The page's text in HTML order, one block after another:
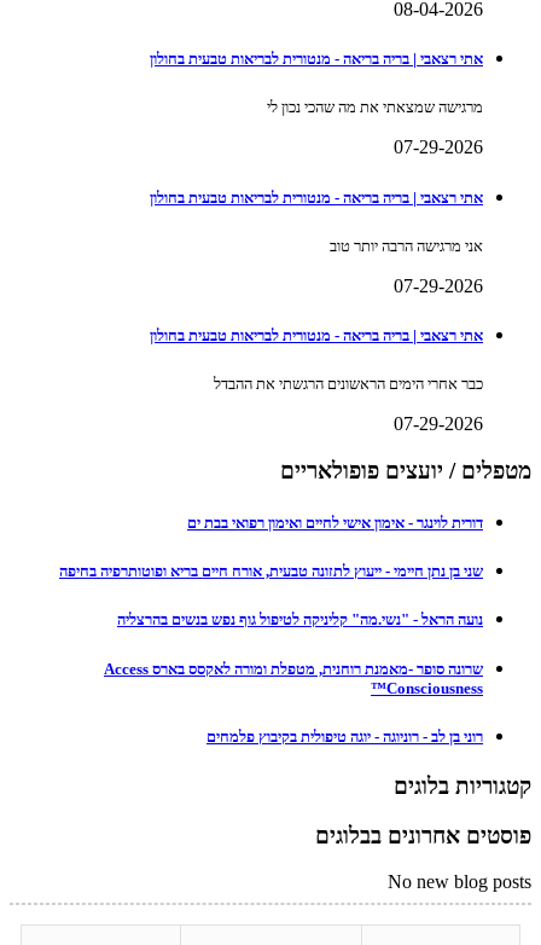
08-04-2026
אתי רצאבי | בריה בריאה - מנטורית לבריאות טבעית בחולון
מרגישה שמצאתי את מה שהכי נכון לי
07-29-2026
אתי רצאבי | בריה בריאה - מנטורית לבריאות טבעית בחולון
אני מרגישה הרבה יותר טוב
07-29-2026
אתי רצאבי | בריה בריאה - מנטורית לבריאות טבעית בחולון
כבר אחרי הימים הראשונים הרגשתי את ההבדל
07-29-2026
מטפלים / יועצים פופולאריים
דורית לוינגר - אימון אישי לחיים ואימון רפואי בבת ים
שני בן נתן חיימי - ייעוץ לתזונה טבעית, אורח חיים בריא ופוטותרפיה בחיפה
נועה הראל - "נשי.מה" קליניקה לטיפול גוף נפש בנשים בהרצליה
שרונה סופר -מאמנת רוחנית, מטפלת ומורה לאקסס בארס Access
Consciousness™
רוני בן לב - רוניוגה - יוגה טיפולית בקיבוץ פלמחים
קטגוריות בלוגים
פוסטים אחרונים בבלוגים
No new blog posts